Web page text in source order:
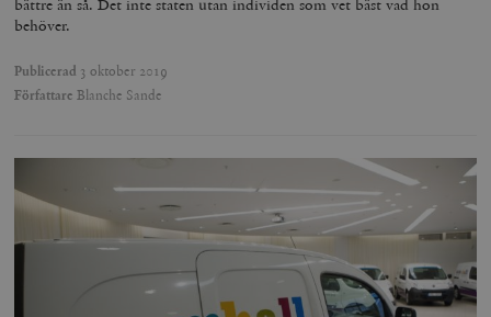
bättre än så. Det inte staten utan individen som vet bäst vad hon
behöver.
Publicerad 3 oktober 2019
Författare Blanche Sande